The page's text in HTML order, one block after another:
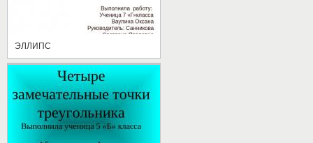
ЭЛЛИПС